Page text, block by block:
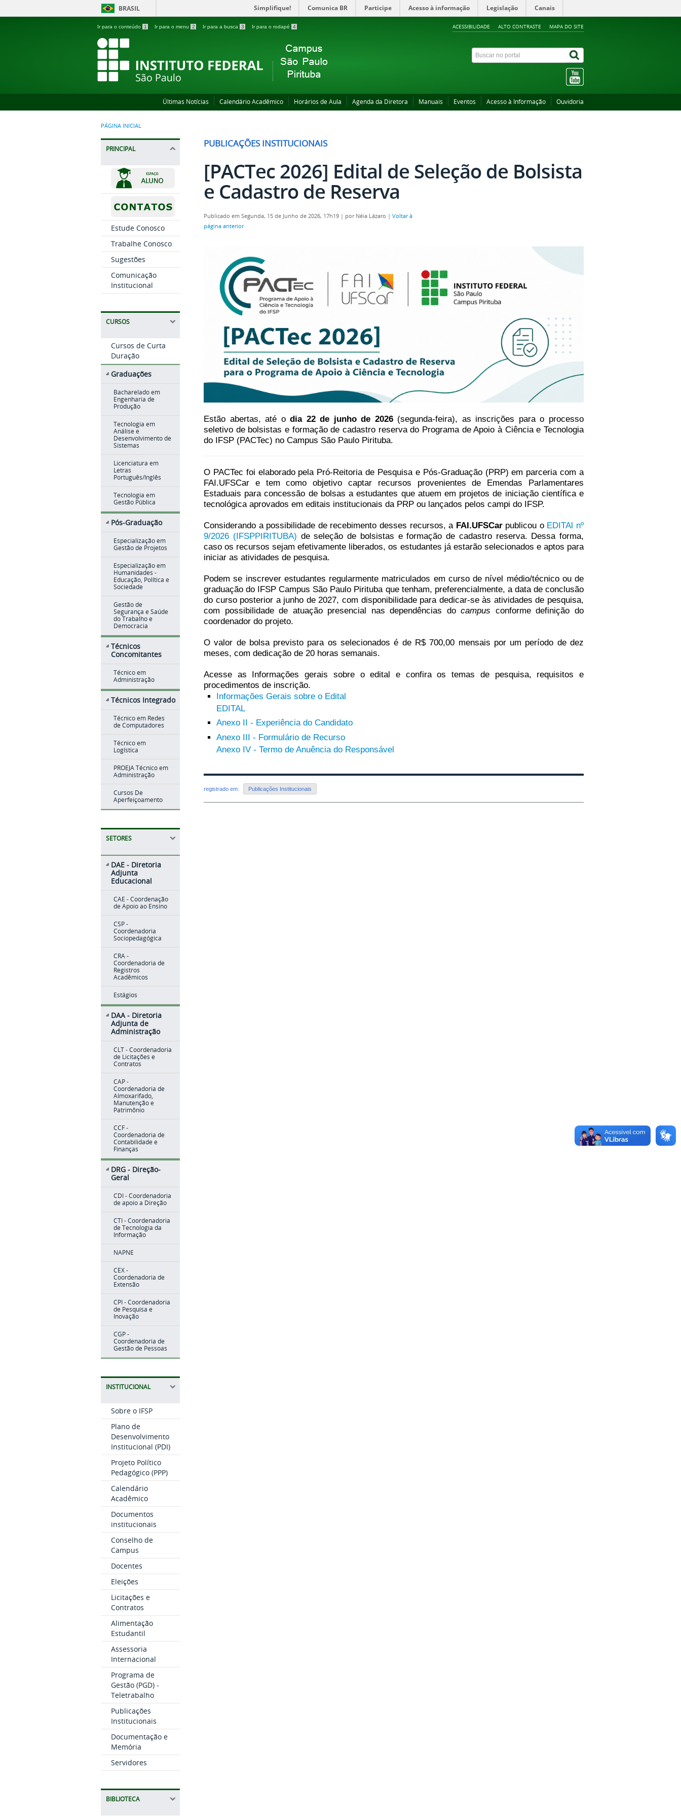
BRASIL Simplifique! Comunica BR Participe Acesso à informação Legislação Canais
Ir para o conteúdo 1 Ir para o menu 2 Ir para a busca 3 Ir para o rodapé 4 ACESSIBILIDADE ALTO CONTRASTE MAPA DO SITE
Últimas Notícias Calendário Acadêmico Horários de Aula Agenda da Diretora Manuais Eventos Acesso à Informação Ouvidoria
PÁGINA INICIAL
PRINCIPAL
Estude Conosco
Trabalhe Conosco
Sugestões
Comunicação
Institucional
CURSOS
Cursos de Curta
Duração
Graduações
Bacharelado em
Engenharia de
Produção
Tecnologia em
Análise e
Desenvolvimento de
Sistemas
Licenciatura em
Letras
Português/Inglês
Tecnologia em
Gestão Pública
Pós-Graduação
Especialização em
Gestão de Projetos
Especialização em
Humanidades -
Educação, Política e
Sociedade
Gestão de
Segurança e Saúde
do Trabalho e
Democracia
Técnicos
Concomitantes
Técnico em
Administração
Técnicos Integrado
Técnico em Redes
de Computadores
Técnico em
Logística
PROEJA Técnico em
Administração
Cursos De
Aperfeiçoamento
SETORES
DAE - Diretoria
Adjunta
Educacional
CAE - Coordenação
de Apoio ao Ensino
CSP -
Coordenadoria
Sociopedagógica
CRA -
Coordenadoria de
Registros
Acadêmicos
Estágios
DAA - Diretoria
Adjunta de
Administração
CLT - Coordenadoria
de Licitações e
Contratos
CAP -
Coordenadoria de
Almoxarifado,
Manutenção e
Patrimônio
CCF -
Coordenadoria de
Contabilidade e
Finanças
DRG - Direção-
Geral
CDI - Coordenadoria
de apoio a Direção
CTI - Coordenadoria
de Tecnologia da
Informação
NAPNE
CEX -
Coordenadoria de
Extensão
CPI - Coordenadoria
de Pesquisa e
Inovação
CGP -
Coordenadoria de
Gestão de Pessoas
INSTITUCIONAL
Sobre o IFSP
Plano de
Desenvolvimento
Institucional (PDI)
Projeto Político
Pedagógico (PPP)
Calendário
Acadêmico
Documentos
institucionais
Conselho de
Campus
Docentes
Eleições
Licitações e
Contratos
Alimentação
Estudantil
Assessoria
Internacional
Programa de
Gestão (PGD) -
Teletrabalho
Publicações
Institucionais
Documentação e
Memória
Servidores
BIBLIOTECA
PUBLICAÇÕES INSTITUCIONAIS
[PACTec 2026] Edital de Seleção de Bolsista
e Cadastro de Reserva
Publicado em Segunda, 15 de Junho de 2026, 17h19 | por Néia Lázaro | Voltar à
página anterior
Estão abertas, até odia 22 de junho de 2026(segunda-feira), as inscrições para o processo
seletivo de bolsistas e formação de cadastro reserva do Programa de Apoio à Ciência e Tecnologia
do IFSP (PACTec) no Campus São Paulo Pirituba.
O PACTec foi elaborado pela Pró-Reitoria de Pesquisa e Pós-Graduação (PRP) em parceria com a
FAI.UFSCar e tem como objetivo captar recursos provenientes de Emendas Parlamentares
Estaduais para concessão de bolsas a estudantes que atuem em projetos de iniciação científica e
tecnológica aprovados em editais institucionais da PRP ou lançados pelos campi do IFSP.
Considerando a possibilidade de recebimento desses recursos, a FAI.UFSCarpublicou o EDITAl nº
9/2026 (IFSPPIRITUBA) de seleção de bolsistas e formação de cadastro reserva. Dessa forma,
caso os recursos sejam efetivamente liberados, os estudantes já estarão selecionados e aptos para
iniciar as atividades de pesquisa.
Podem se inscrever estudantes regularmente matriculados em curso de nível médio/técnico ou de
graduação do IFSP Campus São Paulo Pirituba que tenham, preferencialmente, a data de conclusão
do curso posterior a junho de 2027, com disponibilidade para dedicar-se às atividades de pesquisa,
com possibilidade de atuação presencial nas dependências docampus conforme definição do
coordenador do projeto.
O valor de bolsa previsto para os selecionados é de R$ 700,00 mensais por um período de dez
meses, com dedicação de 20 horas semanais.
Acesse as Informações gerais sobre o edital e confira os temas de pesquisa, requisitos e
procedimentos de inscrição.
Informações Gerais sobre o Edital
EDITAL
Anexo II - Experiência do Candidato
Anexo III - Formulário de Recurso
Anexo IV - Termo de Anuência do Responsável
registrado em: Publicações Institucionais